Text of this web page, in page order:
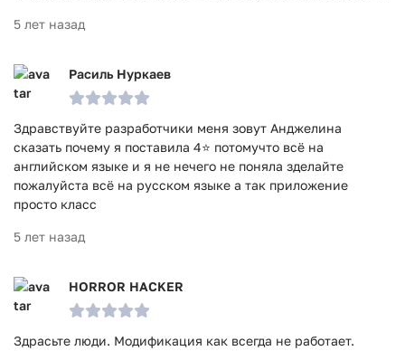
5 лет назад
Расиль Нуркаев
Здравствуйте разработчики меня зовут Анджелина
сказать почему я поставила 4⭐ потомучто всё на
английском языке и я не нечего не поняла зделайте
пожалуйста всё на русском языке а так приложение
просто класс
5 лет назад
HORROR HACKER
Здрасьте люди. Модификация как всегда не работает.